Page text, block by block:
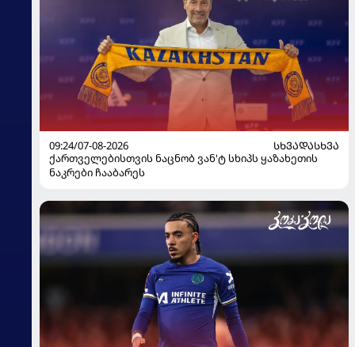
09:24/07-08-2026
ᲡᲮᲕᲐᲓᲐᲡᲮᲕᲐ
ქართველებისთვის ნაცნობ ვან'ტ სხიპს ყაზახეთის
ნაკრები ჩააბარეს